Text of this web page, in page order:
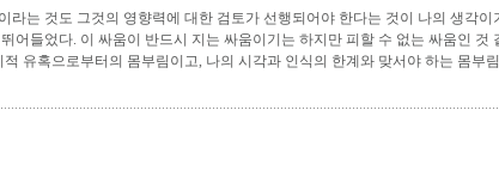
는 것도 그것의 영향력에 대한 검토가 선행되어야 한다는 것이 나의 생각
어들었다. 이 싸움이 반드시 지는 싸움이기는 하지만 피할 수 없는 싸움인 것
유혹으로부터의 몸부림이고, 나의 시각과 인식의 한계와 맞서야 하는 몸부